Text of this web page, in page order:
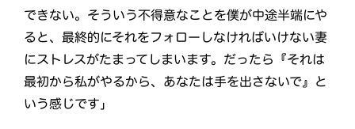
できない。そういう不得意なことを僕が中途半端にや
ると、最終的にそれをフォローしなければいけない妻
にストレスがたまってしまいます。だったら『それは
最初から私がやるから、あなたは手を出さないで』と
いう感じです」